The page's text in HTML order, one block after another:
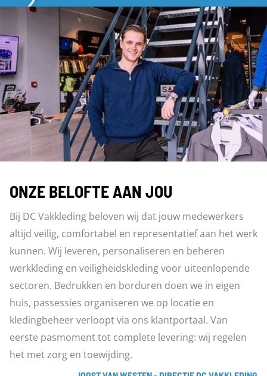
ONZE BELOFTE AAN JOU
Bij DC Vakkleding beloven wij dat jouw medewerkers
altijd veilig, comfortabel en representatief aan het werk
kunnen. Wij leveren, personaliseren en beheren
werkkleding en veiligheidskleding voor uiteenlopende
sectoren. Bedrukken en borduren doen we in eigen
huis, passessies organiseren we op locatie en
kledingbeheer verloopt via ons klantportaal. Van
eerste pasmoment tot complete levering: wij regelen
het met zorg en toewijding.